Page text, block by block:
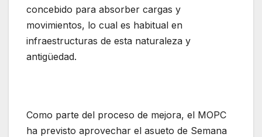
concebido para absorber cargas y
movimientos, lo cual es habitual en
infraestructuras de esta naturaleza y
antigüedad.
Como parte del proceso de mejora, el MOPC
ha previsto aprovechar el asueto de Semana